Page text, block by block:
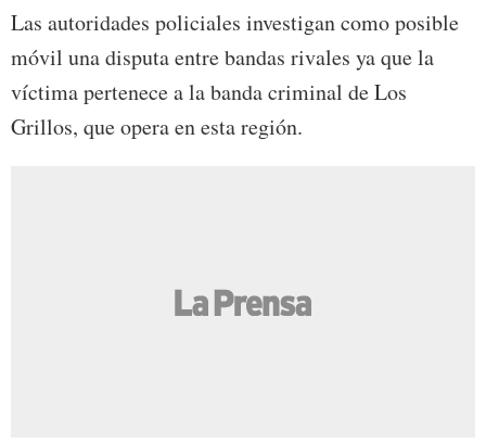
Las autoridades policiales investigan como posible
móvil una disputa entre bandas rivales ya que la
víctima pertenece a la banda criminal de Los
Grillos, que opera en esta región.